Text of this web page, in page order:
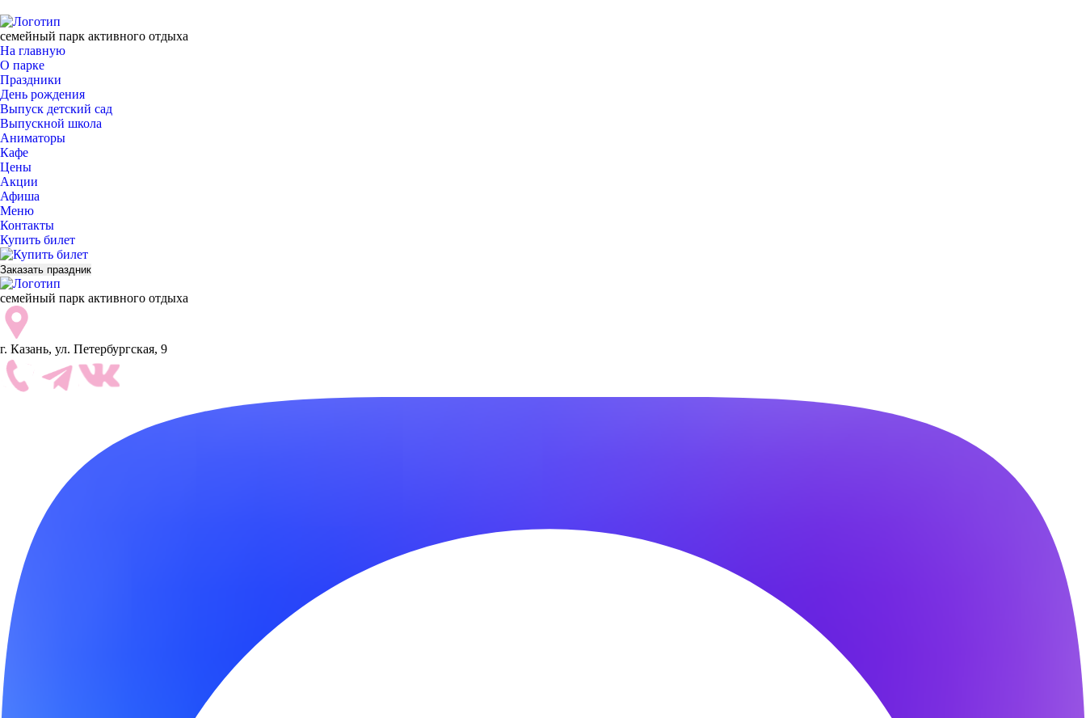
семейный парк активного отдыха
На главную
О парке
Праздники
День рождения
Выпуск детский сад
Выпускной школа
Аниматоры
Кафе
Цены
Акции
Афиша
Меню
Контакты
Купить билет
Заказать праздник
семейный парк активного отдыха
г. Казань, ул. Петербургская, 9